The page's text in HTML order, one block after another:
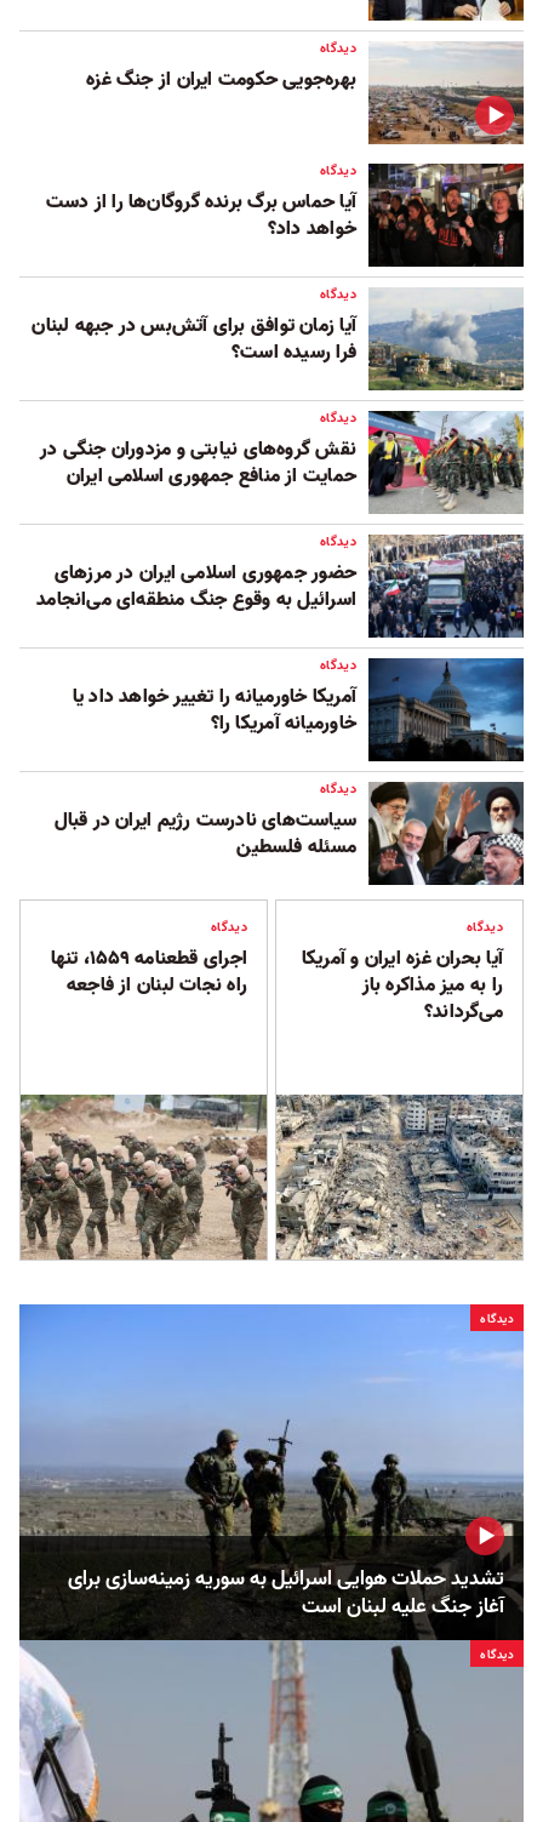
دیدگاه
بهره‌جویی حکومت ایران از جنگ غزه
دیدگاه
آیا حماس برگ برنده گروگان‌ها را از دست
خواهد داد؟
دیدگاه
آیا زمان توافق برای آتش‌بس در جبهه لبنان
فرا رسیده است؟
دیدگاه
نقش گروه‌های نیابتی و مزدوران جنگی در
حمایت از منافع جمهوری اسلامی ایران
دیدگاه
حضور جمهوری اسلامی ایران در مرزهای
اسرائیل به وقوع جنگ منطقه‌ای می‌انجامد
دیدگاه
آمریکا خاورمیانه را تغییر خواهد داد یا
خاورمیانه آمریکا را؟
دیدگاه
سیاست‌های نادرست رژيم ایران در قبال
مسئله فلسطین
دیدگاه
آیا بحران غزه ایران و آمریکا
را به میز مذاکره باز
می‌گرداند؟
دیدگاه
اجرای قطعنامه ۱۵۵۹، تنها
راه نجات لبنان از فاجعه
دیدگاه
تشدید حملات هوایی اسرائیل به سوریه زمینه‌سازی برای
آغاز جنگ علیه لبنان است
دیدگاه